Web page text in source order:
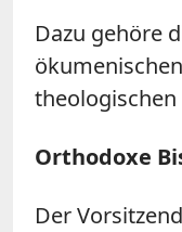
Dazu gehöre
Orthodoxe
Der